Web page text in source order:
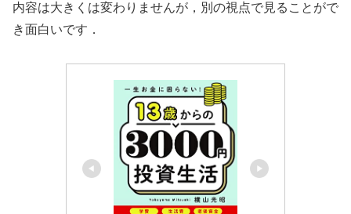
内容は大きくは変わりませんが，別の視点で見ることがで
き面白いです．